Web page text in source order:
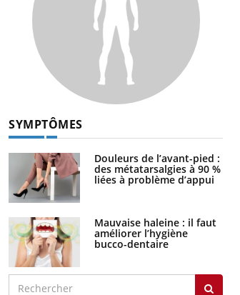
SYMPTÔMES
Douleurs de l’avant-pied :
des métatarsalgies à 90 %
liées à problème d’appui
Mauvaise haleine : il faut
améliorer l’hygiène
bucco-dentaire